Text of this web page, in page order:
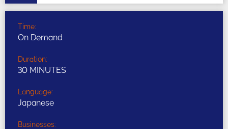
Time:
On Demand
Duration:
30 MINUTES
Language:
Japanese
Businesses: